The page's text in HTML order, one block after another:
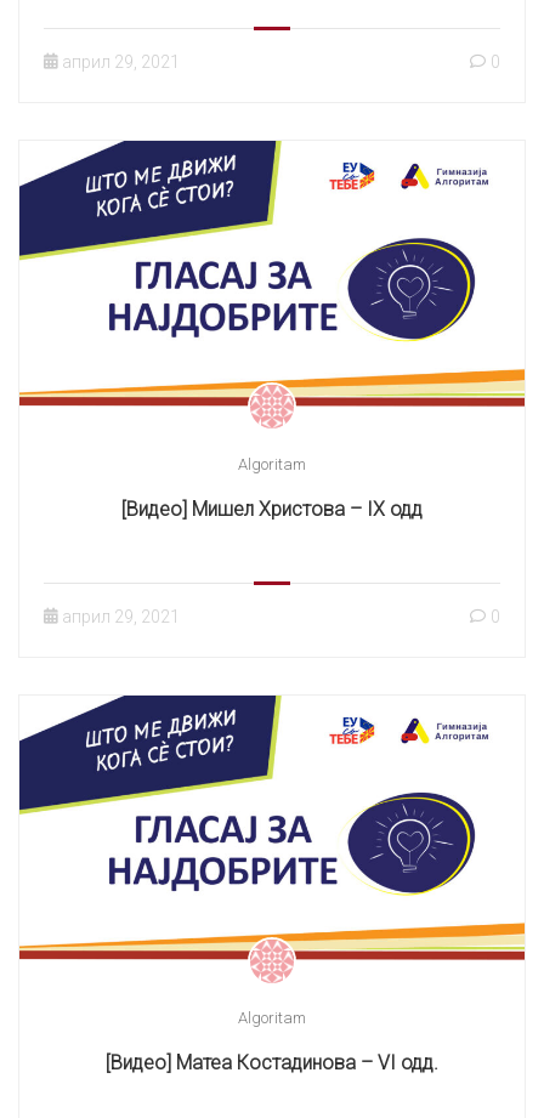
април 29, 2021 0
Algoritam
[Видео] Мишел Христова – IX одд
април 29, 2021 0
Algoritam
[Видео] Матеа Костадинова – VI одд.